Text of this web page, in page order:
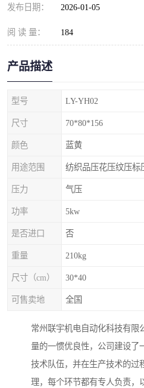
发布日期： 2026-01-05
阅 读 量： 184
产品描述
型号 LY-YH02
尺寸 70*80*156
颜色 蓝黄
用途范围 纺织品压花压纹压标
压力 气压
功率 5kw
是否进口 否
重量 210kg
尺寸（cm） 30*40
可售卖地 全国
常州联宇机电自动化科技有限
量的一惯优良性，公司建设了
技术队伍，并在生产技术的过
理，每个环节都有专人负责，